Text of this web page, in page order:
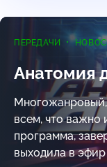
ПЕРЕДАЧИ
Анатомия
Многожанровый,
всем, что важно
программа,
выходила в эфир